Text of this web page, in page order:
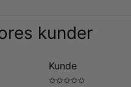
kunder
Kunde
✩✩✩✩✩